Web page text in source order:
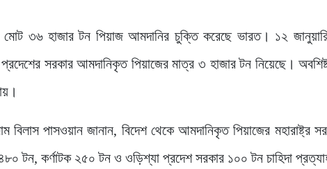
মোট ৩৬ হাজার টন পিয়াজ আমদানির চুক্তি করেছে ভারত। ১২
সরকার আমদানিকৃত পিয়াজের মাত্র ৩ হাজার টন নিয়েছে।
পাসওয়ান জানান, বিদেশ থেকে আমদানিকৃত পিয়াজের মহারাষ্ট্র
টন, কর্ণাটক ২৫০ টন ও ওড়িশ্যা প্রদেশ সরকার ১০০ টন চাহিদা